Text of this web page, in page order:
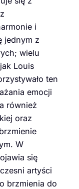
i
jednym z
wielu
Louis
ten
emocji
również
oraz
W
się
artyści
brzmienia do